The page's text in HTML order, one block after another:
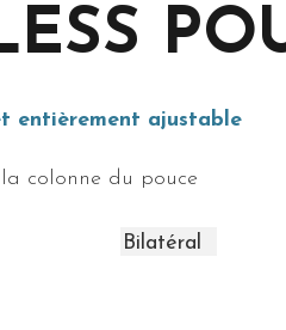
entièrement ajustable
colonne du pouce